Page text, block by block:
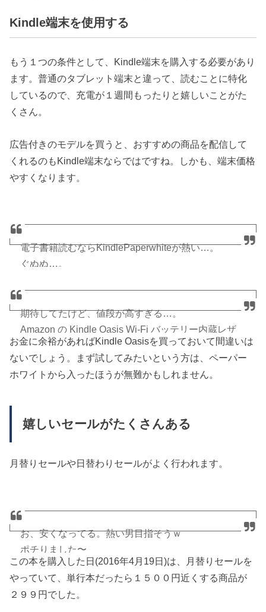
Kindle端末を使用する
もう１つの条件として、Kindle端末を購入する必要があり
ます。普通のタブレット端末と違って、読むことに特化
しているので、充電が１週間もったりと嬉しいことがた
くさん。
広告付きのモデルを買うと、おすすめの商品を配信して
くれるのもKindle端末ならではですね。しかも、端末価格
やすくなります。
電子書籍読むならKindlePaperwhiteが熱い…。
ぐぬぬ…。
Amazon の Kindle Paperwhite (ニューモデル) Wi-Fi
を Amazon でチェック！https://t.co/PkPanJbcem@
さんから
— ほっしー (@hossy_fe_ap)
期待してたけど、値段が高すぎる…。
Amazon の Kindle Oasis Wi-Fi バッテリー内蔵レザ
ーカバー付属 ブラック キャンペーン情報つきモデル
を Amazon でチェック！https://t.co/BrgsXNVpdM @
さんから
お金に余裕があればKindle Oasisを買っておいて間違いは
ないでしょう。まず試してみたいという方は、ペーパー
ホワイトから入ったほうが無難かもしれません。
嬉しいセールがたくさんある
月替りセールや日替わりセールがよく行われます。
お、安くなってる。熱い男目指そうｗ
ポチりました〜
松岡修造 の 本気になればすべてが変わる 生きる技
術をみがく70のヒント (文春文庫) を Amazon でチェ
この本を購入した日(2016年4月19日)は、月替りセールを
やっていて、単行本だったら１５００円近くする商品が
２９９円でした。